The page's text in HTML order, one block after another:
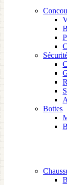
Bottes